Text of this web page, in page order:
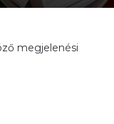
megjelenési